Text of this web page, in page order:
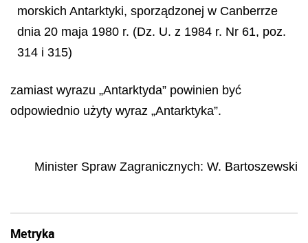
morskich Antarktyki, sporządzonej w Canberrze
dnia 20 maja 1980 r. (Dz. U. z 1984 r. Nr 61, poz.
314 i 315)
zamiast wyrazu „Antarktyda” powinien być
odpowiednio użyty wyraz „Antarktyka”.
Minister Spraw Zagranicznych: W. Bartoszewski
Metryka